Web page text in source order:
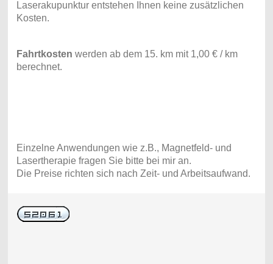
Laserakupunktur entstehen Ihnen keine zusätzlichen
Kosten.
Fahrtkosten werden ab dem 15. km mit 1,00 € / km
berechnet.
Einzelne Anwendungen wie z.B., Magnetfeld- und
Lasertherapie fragen Sie bitte bei mir an.
Die Preise richten sich nach Zeit- und Arbeitsaufwand.